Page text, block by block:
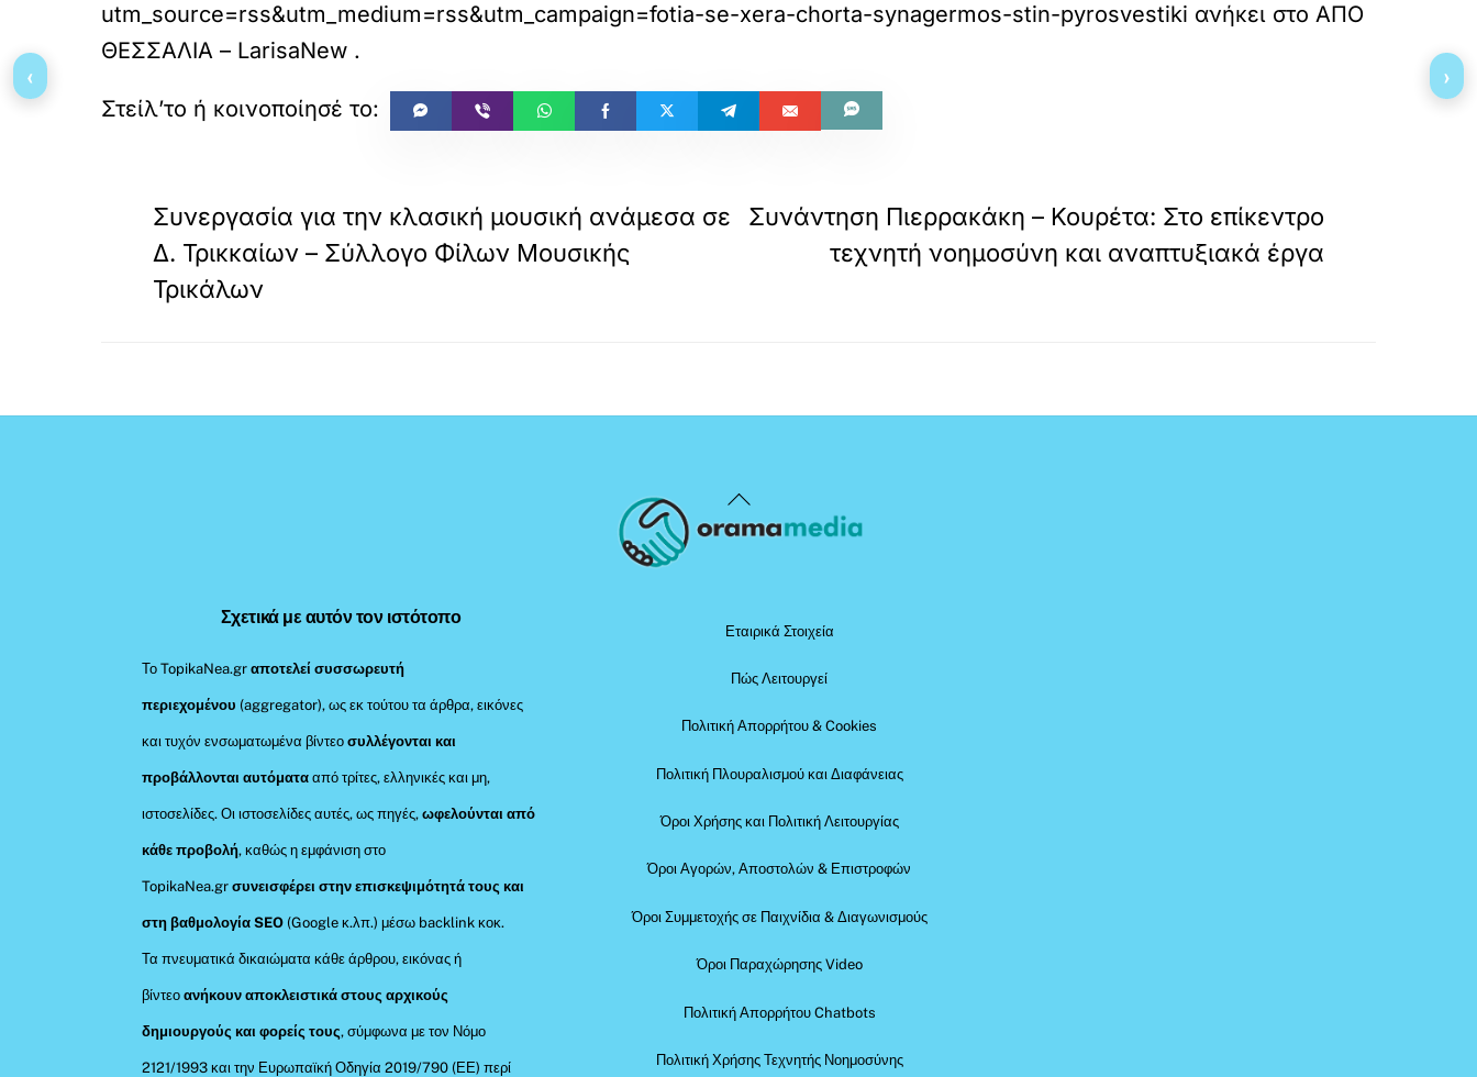
utm_source=rss&utm_medium=rss&utm_campaign=fotia-se-xera-chorta-synagermos-stin-pyrosvestiki ανήκει στο ΑΠΟ
ΘΕΣΣΑΛΙΑ – LarisaNew .
Συνεργασία για την κλασική μουσική ανάμεσα σε
Δ. Τρικκαίων – Σύλλογο Φίλων Μουσικής
Τρικάλων
Συνάντηση Πιερρακάκη – Κουρέτα: Στο επίκεντρο
τεχνητή νοημοσύνη και αναπτυξιακά έργα
Back
To
Σχετικά με αυτόν τον ιστότοπο
Το TopikaNea.grαποτελεί συσσωρευτή
περιεχομένου (aggregator), ως εκ τούτου τα άρθρα, εικόνες
και τυχόν ενσωματωμένα βίντεοσυλλέγονται και
προβάλλονται αυτόματααπό τρίτες, ελληνικές και μη,
ιστοσελίδες. Οι ιστοσελίδες αυτές, ως πηγές,ωφελούνται από
κάθε προβολή, καθώς η εμφάνιση στο
TopikaNea.gr συνεισφέρει στην επισκεψιμότητά τους και
στη βαθμολογία SEO (Google κ.λπ.) μέσω backlink κοκ.
Τα πνευματικά δικαιώματα κάθε άρθρου, εικόνας ή
βίντεοανήκουν αποκλειστικά στους αρχικούς
δημιουργούς και φορείς τους, σύμφωνα με τον Νόμο
2121/1993 και την Ευρωπαϊκή Οδηγία 2019/790 (ΕΕ) περί
Εταιρικά Στοιχεία
Πώς Λειτουργεί
Πολιτική Απορρήτου & Cookies
Πολιτική Πλουραλισμού και Διαφάνειας
Όροι Χρήσης και Πολιτική Λειτουργίας
Όροι Αγορών, Αποστολών & Επιστροφών
Όροι Συμμετοχής σε Παιχνίδια & Διαγωνισμούς
Όροι Παραχώρησης Video
Πολιτική Απορρήτου Chatbots
Πολιτική Χρήσης Τεχνητής Νοημοσύνης
‹ ›